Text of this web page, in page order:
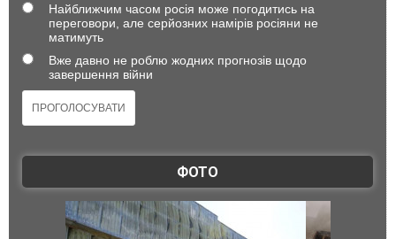
Найближчим часом росія може погодитись на
переговори, але серйозних намірів росіяни не
матимуть
Вже давно не роблю жодних прогнозів щодо
завершення війни
ФОТО